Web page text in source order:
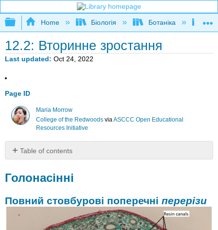
Expand/collapse global hierarchy
Home Біологія Ботаніка
12.2: Вторинне зростання
Last updated Oct 24, 2022
Page ID
Maria Morrow
College of the RedwoodsviaASCCC Open Educational
Resources Initiative
Table of contents
Повний
поперечні
перерізи
тканина
Голонасінні
Повний стовбурові поперечніперерізи